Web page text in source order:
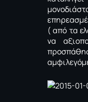
( από τα
να